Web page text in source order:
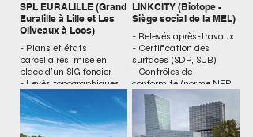
SPL EURALILLE (Grand
Euralille à Lille et Les
Oliveaux à Loos)
- Plans et états
parcellaires, mise en
place d’un SIG foncier
- Levés topographiques
et des réseaux
- Bornages, divisions
parcellaires, plans de
vente
LINKCITY (Biotope -
Siège social de la MEL)
- Relevés après-travaux
- Certification des
surfaces (SDP, SUB)
- Contrôles de
conformité (norme NFP
91-120, non IGH,
volumétrie)